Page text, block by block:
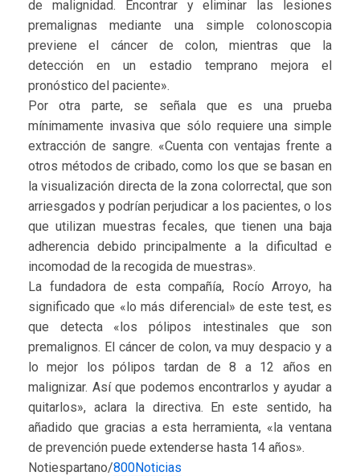
de malignidad. Encontrar y eliminar las lesiones
premalignas mediante una simple colonoscopia
previene el cáncer de colon, mientras que la
detección en un estadio temprano mejora el
pronóstico del paciente».
Por otra parte, se señala que es una prueba
mínimamente invasiva que sólo requiere una simple
extracción de sangre. «Cuenta con ventajas frente a
otros métodos de cribado, como los que se basan en
la visualización directa de la zona colorrectal, que son
arriesgados y podrían perjudicar a los pacientes, o los
que utilizan muestras fecales, que tienen una baja
adherencia debido principalmente a la dificultad e
incomodad de la recogida de muestras».
La fundadora de esta compañía, Rocío Arroyo, ha
significado que «lo más diferencial» de este test, es
que detecta «los pólipos intestinales que son
premalignos. El cáncer de colon, va muy despacio y a
lo mejor los pólipos tardan de 8 a 12 años en
malignizar. Así que podemos encontrarlos y ayudar a
quitarlos», aclara la directiva. En este sentido, ha
añadido que gracias a esta herramienta, «la ventana
de prevención puede extenderse hasta 14 años».
Notiespartano/800Noticias